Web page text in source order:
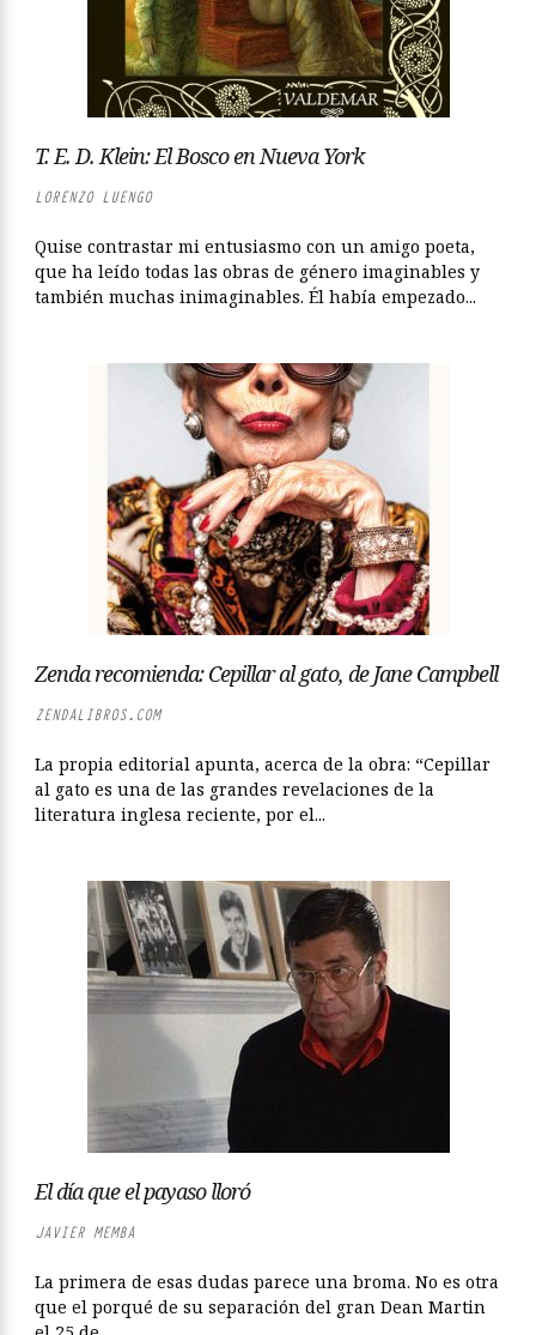
T. E. D. Klein: El Bosco en Nueva York
LORENZO LUENGO
Quise contrastar mi entusiasmo con un amigo poeta,
que ha leído todas las obras de género imaginables y
también muchas inimaginables. Él había empezado...
Zenda recomienda: Cepillar al gato, de Jane Campbell
ZENDALIBROS.COM
La propia editorial apunta, acerca de la obra: “Cepillar
al gato es una de las grandes revelaciones de la
literatura inglesa reciente, por el...
El día que el payaso lloró
JAVIER MEMBA
La primera de esas dudas parece una broma. No es otra
que el porqué de su separación del gran Dean Martin